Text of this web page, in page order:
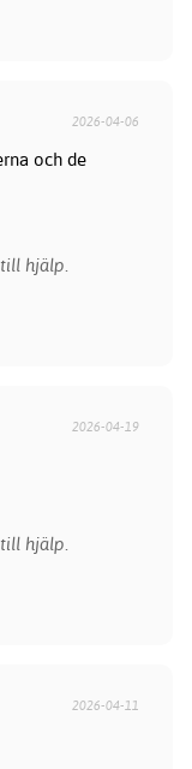
2026-04-06
och de
hjälp.
2026-04-19
hjälp.
2026-04-11